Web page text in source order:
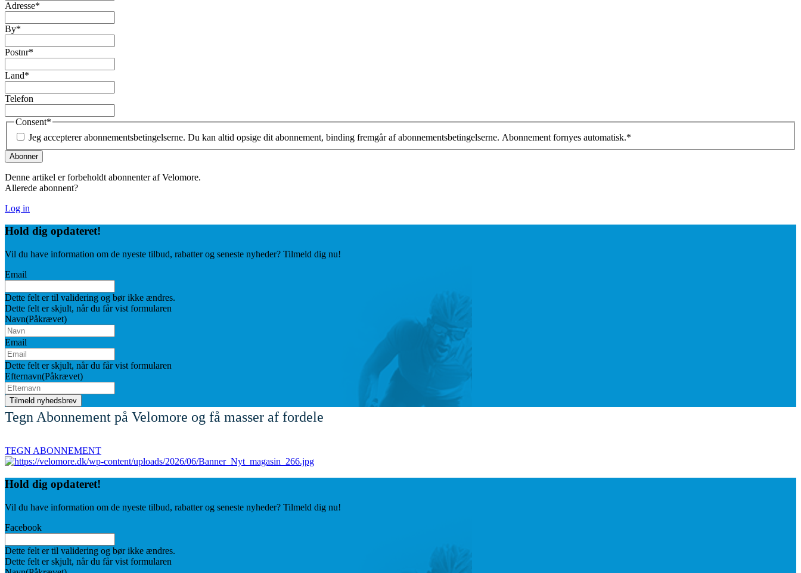
Adresse*
By*
Postnr*
Land*
Telefon
Consent*
Jeg accepterer abonnementsbetingelserne. Du kan altid opsige dit abonnement, binding fremgår af abonnementsbetingelserne. Abonnement fornyes automatisk.*
Denne artikel er forbeholdt abonnenter af Velomore.
Allerede abonnent?
Log in
Hold dig opdateret!
Vil du have information om de nyeste tilbud, rabatter og seneste nyheder? Tilmeld dig nu!
Email
Dette felt er til validering og bør ikke ændres.
Dette felt er skjult, når du får vist formularen
Navn(Påkrævet)
Email
Dette felt er skjult, når du får vist formularen
Efternavn(Påkrævet)
Tegn Abonnement på Velomore og få masser af fordele
TEGN ABONNEMENT
Hold dig opdateret!
Vil du have information om de nyeste tilbud, rabatter og seneste nyheder? Tilmeld dig nu!
Facebook
Dette felt er til validering og bør ikke ændres.
Dette felt er skjult, når du får vist formularen